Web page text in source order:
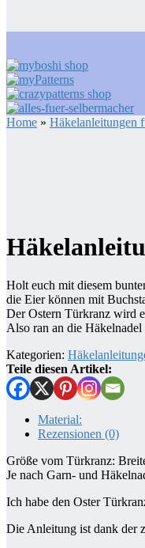
Home » Häkelanleitungen
Holt euch mit diesem
die Eier können mit
Der Ostern Türkranz wird
Also ran an die
Kategorien:
Teile diesen Artikel:
Material:
Rezensionen (0)
Größe vom Türkranz:
Je nach Garn- und
Ich habe den Oster
Die Anleitung ist dank der